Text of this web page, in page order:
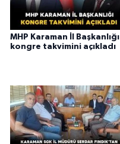
MHP Karaman İl Başkanlığı
kongre takvimini açıkladı